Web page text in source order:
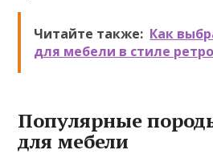
Читайте также: Как
для мебели в стиле ретро
Популярные
для мебели